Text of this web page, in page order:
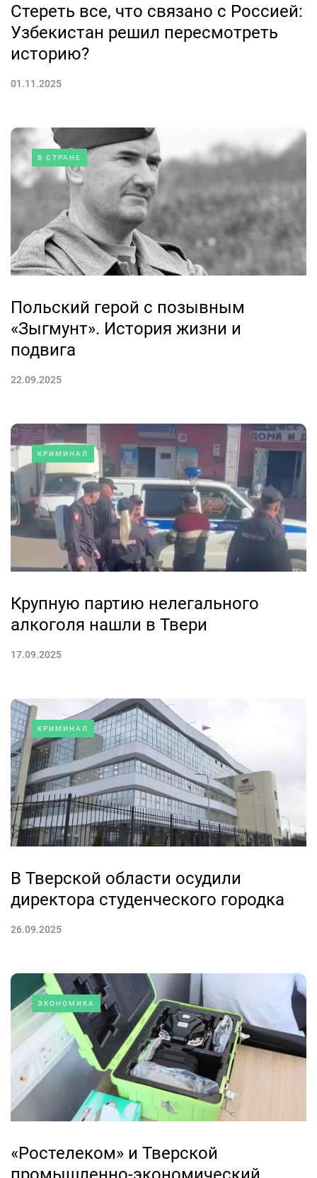
Стереть все, что связано с Россией:
Узбекистан решил пересмотреть
историю?
01.11.2025
В СТРАНЕ
Польский герой с позывным
«Зыгмунт». История жизни и
подвига
22.09.2025
КРИМИНАЛ
Крупную партию нелегального
алкоголя нашли в Твери
17.09.2025
КРИМИНАЛ
В Тверской области осудили
директора студенческого городка
26.09.2025
ЭКОНОМИКА
«Ростелеком» и Тверской